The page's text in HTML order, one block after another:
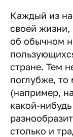
Каждый из
своей жизни,
об обычном
стране. Тем
поглубже,
(например,
какой-
столько и